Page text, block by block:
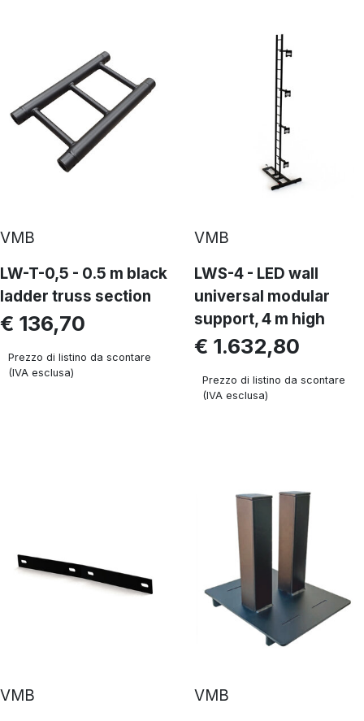
VMB
LW-T-0,5 - 0.5 m black
ladder truss section
€ 136,70
Prezzo di listino da scontare
(IVA esclusa)
VMB
LWS-4 - LED wall
universal modular
support, 4 m high
€ 1.632,80
Prezzo di listino da scontare
(IVA esclusa)
VMB
VMB